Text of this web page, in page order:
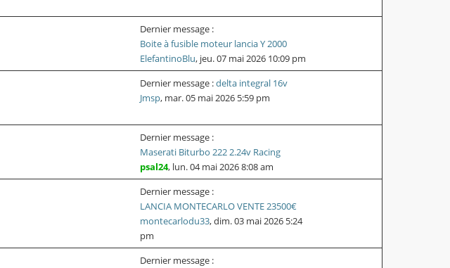
Dernier message :
Boite à fusible moteur lancia Y 2000
ElefantinoBlu, jeu. 07 mai 2026 10:09 pm
Dernier message :delta integral 16v
Jmsp, mar. 05 mai 2026 5:59 pm
Dernier message :
Maserati Biturbo 222 2.24v Racing
psal24, lun. 04 mai 2026 8:08 am
Dernier message :
LANCIA MONTECARLO VENTE 23500€
montecarlodu33,dim. 03 mai 2026 5:24
pm
Dernier message :